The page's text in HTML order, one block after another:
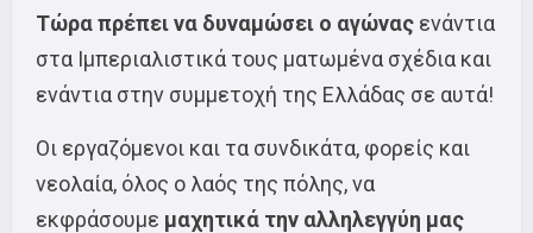
Τώρα πρέπει να δυναμώσει ο αγώνας ενάντια
στα Ιμπεριαλιστικά τους ματωμένα σχέδια και
ενάντια στην συμμετοχή της Ελλάδας σε αυτά!
Οι εργαζόμενοι και τα συνδικάτα, φορείς και
νεολαία, όλος ο λαός της πόλης, να
εκφράσουμε μαχητικά την αλληλεγγύη μας